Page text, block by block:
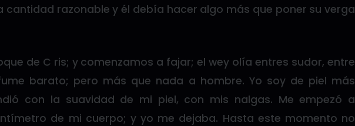
cantidad razonable y él debía hacer algo más que poner su verga
de C ris; y comenzamos a fajar; el wey olía entres sudor, entre
barato; pero más que nada a hombre. Yo soy de piel más
con la suavidad de mi piel, con mis nalgas. Me empezó a
de mi cuerpo; y yo me dejaba. Hasta este momento no